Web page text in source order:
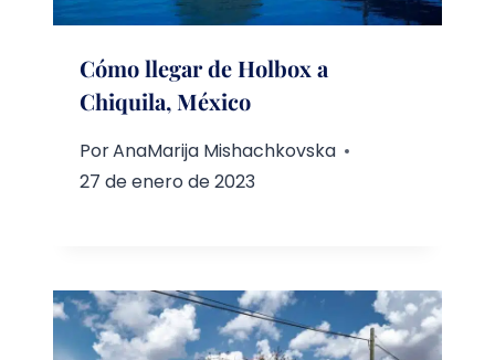
Cómo llegar de Holbox a
Chiquila, México
PorAnaMarija Mishachkovska
27 de enero de 2023